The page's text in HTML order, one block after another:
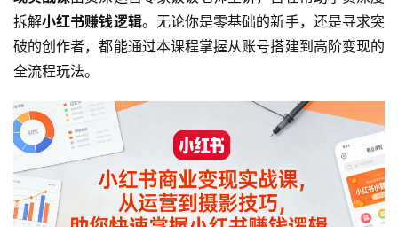
拆解小红书赚钱逻辑。无论你是零基础的新手，还是寻求突
破的创作者，都能通过本课程掌握从账号搭建到高阶变现的
全流程玩法。